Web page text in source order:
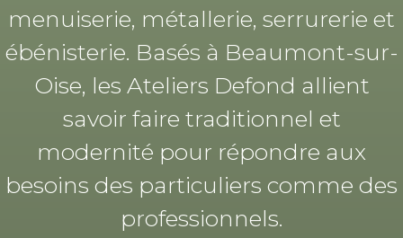
menuiserie, métallerie, serrurerie et
ébénisterie. Basés à Beaumont-sur-
Oise, les Ateliers Defond allient
savoir faire traditionnel et
modernité pour répondre aux
besoins des particuliers comme des
professionnels.